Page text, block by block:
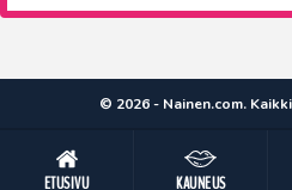
ETUSIVU KAUNEUS
© 2026 - Nainen.com.